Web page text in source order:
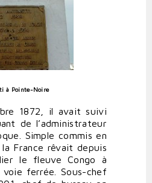
à Pointe-Noire
1872, il avait suivi
de l’administrateur
Simple commis en
France rêvait depuis
le fleuve Congo à
voie ferrée. Sous-chef